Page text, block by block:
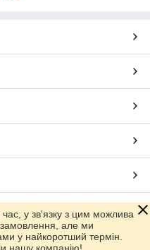
Prom.ua
у зв'язку з цим можлива
але ми
у найкоротший термін.